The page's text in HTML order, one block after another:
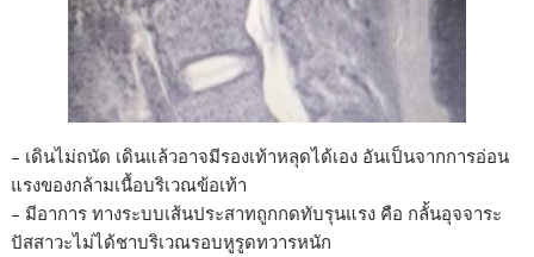
– เดินไม่ถนัด เดินแล้วอาจมีรองเท้าหลุดได้เอง อันเป็นจากการอ่อน
แรงของกล้ามเนื้อบริเวณข้อเท้า
– มีอาการ ทางระบบเส้นประสาทถูกกดทับรุนแรง คือ กลั้นอุจจาระ
ปัสสาวะไม่ได้ชาบริเวณรอบหูรูดทวารหนัก